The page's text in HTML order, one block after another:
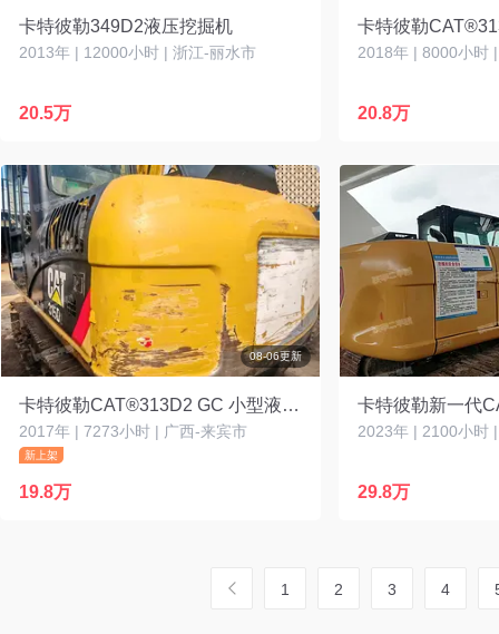
卡特彼勒349D2液压挖掘机
2013年 | 12000小时 | 浙江-丽水市
20.5万
2018年 | 8000小时
20.8万
08-06更新
卡特彼勒CAT®313D2 GC 小型液压挖掘机
2017年 | 7273小时 | 广西-来宾市
新上架
19.8万
2023年 | 2100小时
29.8万
1 2 3 4